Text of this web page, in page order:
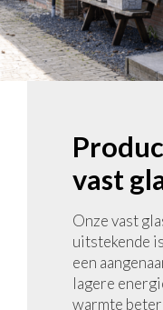
vast
Onze vast
uitstekende
een
lagere
warmte